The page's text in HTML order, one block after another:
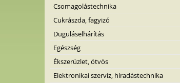
Csomagolástechnika
Cukrászda, fagyizó
Duguláselhárítás
Egészség
Ékszerüzlet, ötvös
Elektronikai szerviz, híradástechnika